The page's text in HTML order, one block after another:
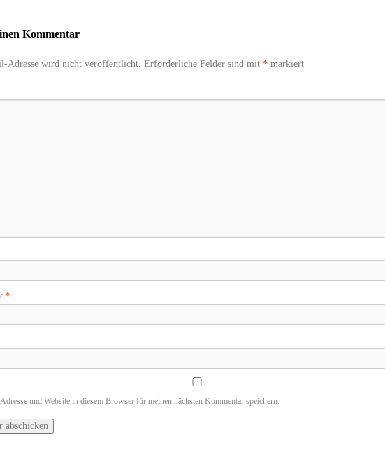
Kommentar
Adresse wird nicht veröffentlicht. Erforderliche Felder sind mit * markiert
*
und Website in diesem Browser für meinen nächsten Kommentar speichern.